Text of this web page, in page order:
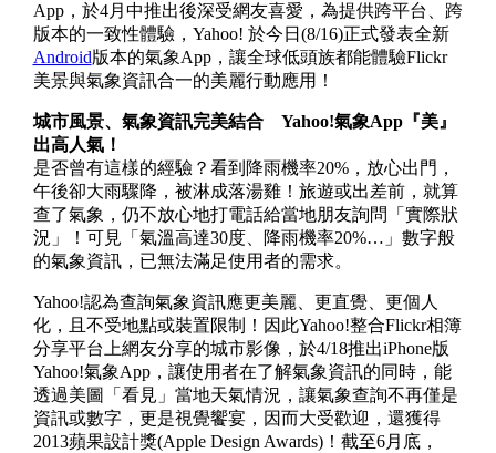
App，於4月中推出後深受網友喜愛，為提供跨平台、跨
版本的一致性體驗，Yahoo! 於今日(8/16)正式發表全新
Android版本的氣象App，讓全球低頭族都能體驗Flickr
美景與氣象資訊合一的美麗行動應用！
城市風景、氣象資訊完美結合 Yahoo!氣象App『美』
出高人氣！
是否曾有這樣的經驗？看到降雨機率20%，放心出門，
午後卻大雨驟降，被淋成落湯雞！旅遊或出差前，就算
查了氣象，仍不放心地打電話給當地朋友詢問「實際狀
況」！可見「氣溫高達30度、降雨機率20%…」數字般
的氣象資訊，已無法滿足使用者的需求。
Yahoo!認為查詢氣象資訊應更美麗、更直覺、更個人
化，且不受地點或裝置限制！因此Yahoo!整合Flickr相簿
分享平台上網友分享的城市影像，於4/18推出iPhone版
Yahoo!氣象App，讓使用者在了解氣象資訊的同時，能
透過美圖「看見」當地天氣情況，讓氣象查詢不再僅是
資訊或數字，更是視覺饗宴，因而大受歡迎，還獲得
2013蘋果設計獎(Apple Design Awards)！截至6月底，